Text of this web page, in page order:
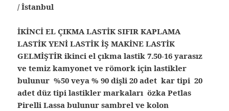
/ İstanbul
İKİNCİ EL ÇIKMA LASTİK SIFIR KAPLAMA
LASTİK YENİ LASTİK İŞ MAKİNE LASTİK
GELMİŞTİR ikinci el çıkma lastik 7.50-16 yarasız
ve temiz kamyonet ve römork için lastikler
bulunur %50 veya % 90 dişli 20 adet kar tipi 20
adet düz tipi lastikler markaları özka Petlas
Pirelli Lassa bulunur sambrel ve kolon